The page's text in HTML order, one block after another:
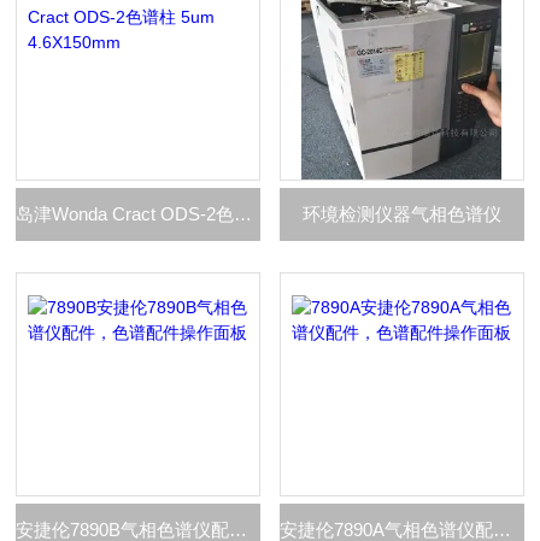
岛津Wonda Cract ODS-2色谱柱 5um 4.6X150mm 环境检测仪器气相色谱仪
安捷伦7890B气相色谱仪配件，色谱配件操作面板 安捷伦7890A气相色谱仪配件，色谱配件操作面板